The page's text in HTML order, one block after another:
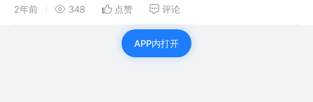
策略 开启健康检查、开启Nacos手动注销微服务端点开关 k8s配置生命
2年前 348 点赞 评论
APP内打开